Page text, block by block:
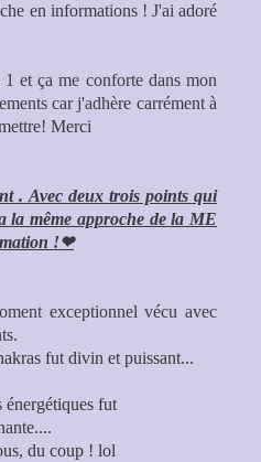
en informations ! J'ai adoré
et ça me conforte dans mon
car j'adhère carrément à
Merci
. Avec deux trois points qui
la même approche de la ME
!❤
exceptionnel vécu avec
fut divin et puissant...
énergétiques fut
du coup ! lol